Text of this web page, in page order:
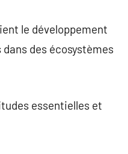
le développement
des écosystèmes
essentielles et